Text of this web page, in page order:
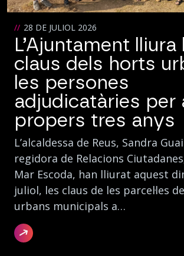
28 DE JULIOL 2026
L’Ajuntament lliura
claus dels horts
les persones
adjudicatàries per
propers tres anys
L’alcaldessa de Reus, Sandra
regidora de Relacions
Mar Escoda, han lliurat aquest
juliol, les claus de les parcel·les
urbans municipals a…